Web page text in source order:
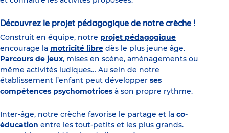
Découvrez le projet pédagogique de notre crèche !
Construit en équipe, notre projet pédagogique
encourage la motricité libre dès le plus jeune âge.
Parcours de jeux, mises en scène, aménagements ou
même activités ludiques… Au sein de notre
établissement l’enfant peut développer ses
compétences psychomotrices à son propre rythme.
Inter-âge, notre crèche favorise le partage et la co-
éducation entre les tout-petits et les plus grands.